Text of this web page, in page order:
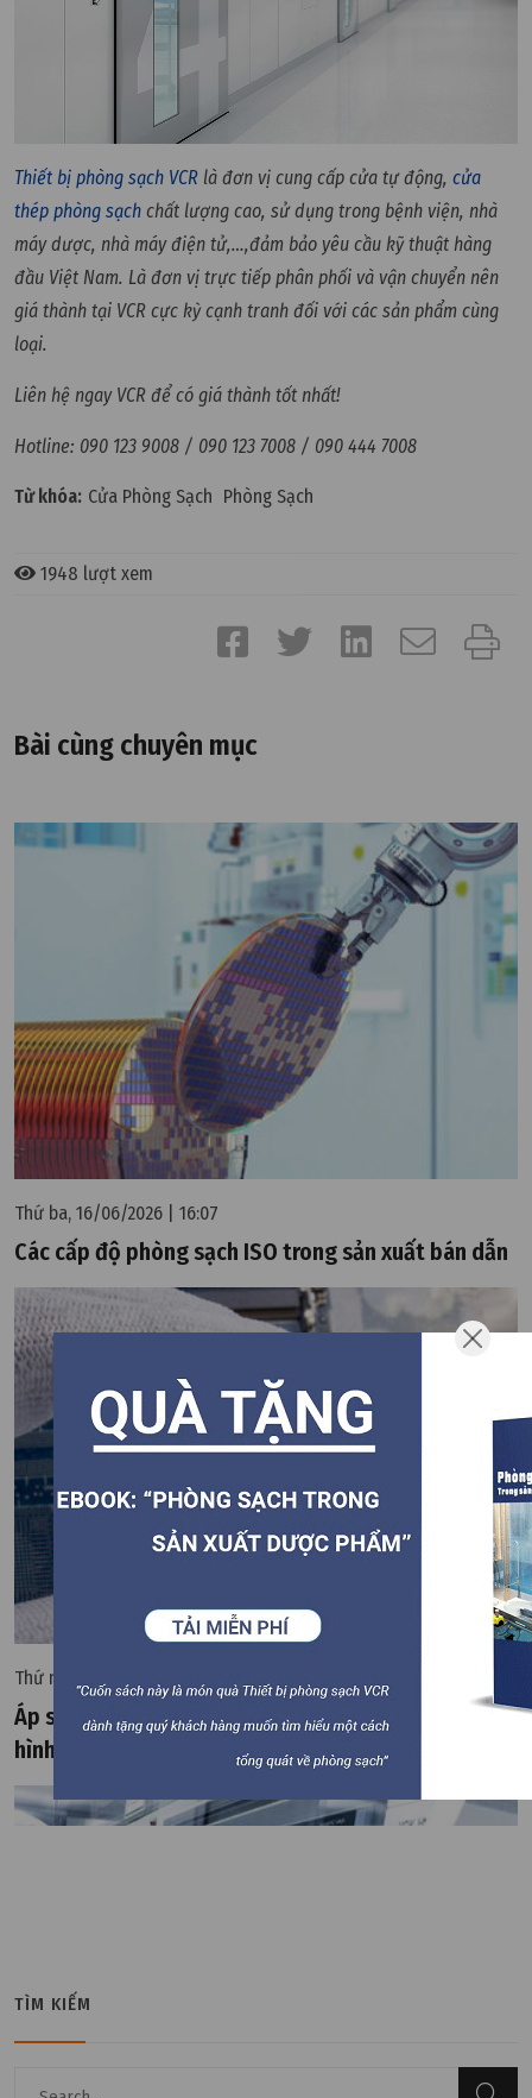
Thiết bị phòng sạch VCR là đơn vị cung cấp cửa tự động, cửa
thép phòng sạch chất lượng cao, sử dụng trong bệnh viện, nhà
máy dược, nhà máy điện tử,…,đảm bảo yêu cầu kỹ thuật hàng
đầu Việt Nam. Là đơn vị trực tiếp phân phối và vận chuyển nên
giá thành tại VCR cực kỳ cạnh tranh đối với các sản phẩm cùng
loại.
Liên hệ ngay VCR để có giá thành tốt nhất!
Hotline: 090 123 9008 / 090 123 7008 / 090 444 7008
Từ khóa: Cửa Phòng Sạch Phòng Sạch
1948 lượt xem
Bài cùng chuyên mục
Thứ ba, 16/06/2026 | 16:07
Các cấp độ phòng sạch ISO trong sản xuất bán dẫn
Thứ năm, 21/05/2026 | 14:29
Áp suất, rung động và nhiệt độ: Những “kẻ thù vô
hình” của ngành chip
TÌM KIẾM